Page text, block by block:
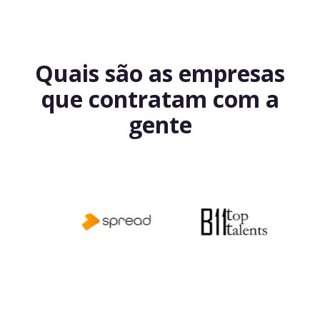
Quais são as empresas
que contratam com a
gente